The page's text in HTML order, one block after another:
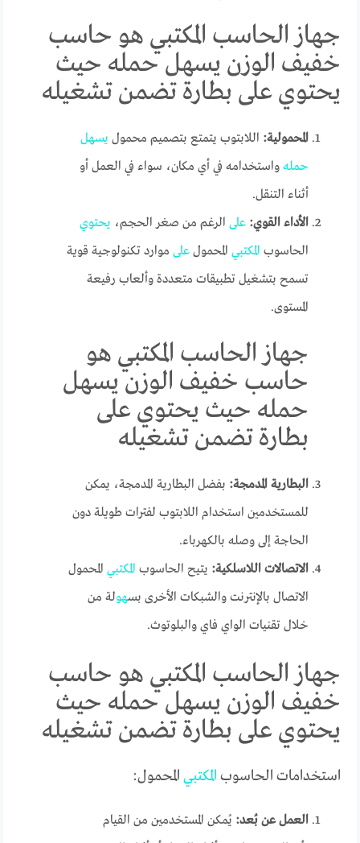
جهاز الحاسب المكتبي هو حاسب
خفيف الوزن يسهل حمله حيث
يحتوي على بطارة تضمن تشغيله
المحمولية: اللابتوب يتمتع بتصميم محمول يسهل
حمله واستخدامه في أي مكان، سواء في العمل أو
أثناء التنقل.
الأداء القوي: على الرغم من صغر الحجم، يحتوي
الحاسوب المكتبي المحمولعلى موارد تكنولوجية قوية
تسمح بتشغيل تطبيقات متعددة وألعاب رفيعة
المستوى.
جهاز الحاسب المكتبي هو
حاسب خفيف الوزن يسهل
حمله حيث يحتوي على
بطارة تضمن تشغيله
البطارية المدمجة: بفضل البطارية المدمجة، يمكن
للمستخدمين استخدام اللابتوب لفترات طويلة دون
الحاجة إلى وصله بالكهرباء.
الاتصالات اللاسلكية: يتيح الحاسوب المكتبي المحمول
الاتصال بالإنترنت والشبكات الأخرى بسهولة من
خلال تقنيات الواي فاي والبلوتوث.
جهاز الحاسب المكتبي هو حاسب
خفيف الوزن يسهل حمله حيث
يحتوي على بطارة تضمن تشغيله
استخدامات الحاسوب المكتبي المحمول:
العمل عن بُعد: يُمكن المستخدمين من القيام